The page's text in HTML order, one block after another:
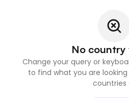
No country
Change your query or
to find what you are looking
countries